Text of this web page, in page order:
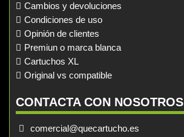
Cambios y devoluciones
Condiciones de uso
Opinión de clientes
Premiun o marca blanca
Cartuchos XL
Original vs compatible
CONTACTA CON NOSOTROS
comercial@quecartucho.es